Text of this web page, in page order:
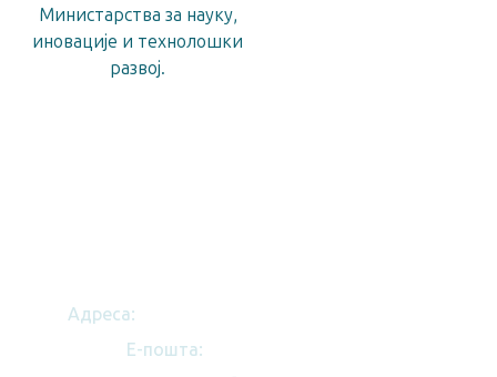
Министарства за науку,
иновације и технолошки
развој.
Адреса:
E-пошта: